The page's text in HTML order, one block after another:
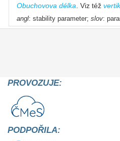
Obuchovova délka . Viz též
angl: stability parameter; slov:
PROVOZUJE:
PODPOŘILA: